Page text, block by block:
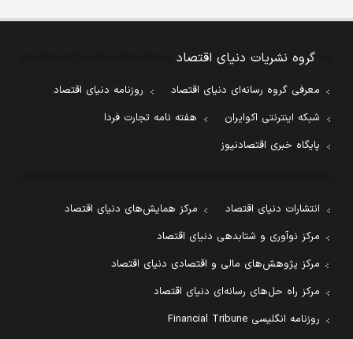
گروه نشریات دنیای اقتصاد
معرفی گروه رسانه‌ای دنیای اقتصاد
روزنامه دنیای اقتصاد
شبکه اینترنتی اکوایران
هفته نامه تجارت فردا
پایگاه خبری اقتصادنیوز
انتشارات دنیای اقتصاد
مرکز همایش‌های دنیای اقتصاد
مرکز نوآوری و شتابدهی دنیای اقتصاد
مرکز پژوهش‌های مالی و اقتصادی دنیای اقتصاد
مرکز راه حل‌های رسانه‌ای دنیای اقتصاد
روزنامه انگلیسی Financial Tribune